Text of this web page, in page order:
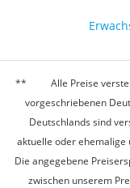
Alle Preise
vorgeschriebenen
Deutschlands sind
aktuelle oder ehemalige
Die angegebene
zwischen unserem